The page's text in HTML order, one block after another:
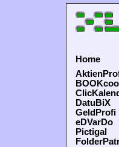
Home
DatuBiX
GeldProfi
eDVarDo
Pictigal